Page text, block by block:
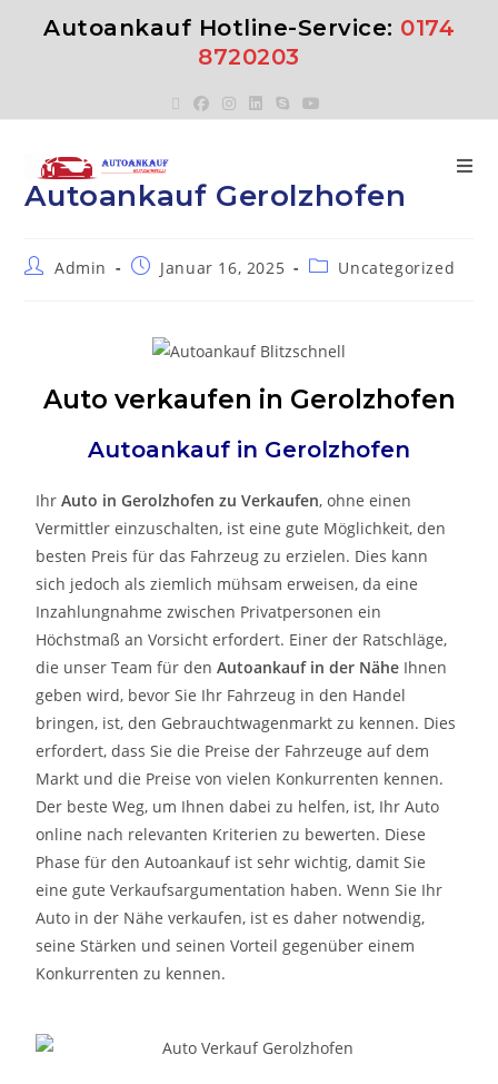
Autoankauf Hotline-Service: 0174
8720203
Autoankauf Gerolzhofen
Admin Januar 16, 2025 Uncategorized
Auto verkaufen in Gerolzhofen
Autoankauf in Gerolzhofen
IhrAuto inGerolzhofenzuVerkaufen, ohne einen
Vermittler einzuschalten, ist eine gute Möglichkeit, den
besten Preis für das Fahrzeug zu erzielen. Dies kann
sich jedoch als ziemlich mühsam erweisen, da eine
Inzahlungnahme zwischen Privatpersonen ein
Höchstmaß an Vorsicht erfordert. Einer der Ratschläge,
die unser Team für denAutoankauf in der Nähe Ihnen
geben wird, bevor Sie Ihr Fahrzeug in den Handel
bringen, ist, den Gebrauchtwagenmarkt zu kennen. Dies
erfordert, dass Sie die Preise der Fahrzeuge auf dem
Markt und die Preise von vielen Konkurrenten kennen.
Der beste Weg, um Ihnen dabei zu helfen, ist, Ihr Auto
online nach relevanten Kriterien zu bewerten. Diese
Phase für den Autoankauf ist sehr wichtig, damit Sie
eine gute Verkaufsargumentation haben. Wenn Sie Ihr
Auto in der Nähe verkaufen, ist es daher notwendig,
seine Stärken und seinen Vorteil gegenüber einem
Konkurrenten zu kennen.